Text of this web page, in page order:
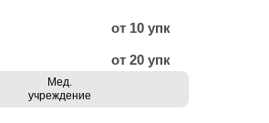
от 10 упк
от 20 упк
Мед.
учреждение